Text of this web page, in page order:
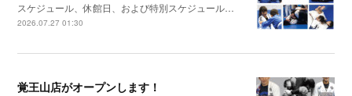
スケジュール、休館日、および特別スケジュール…
2026.07.27 01:30
覚王山店がオープンします！